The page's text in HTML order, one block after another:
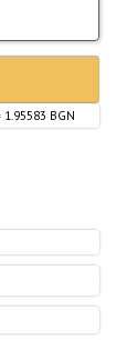
1.95583 BGN